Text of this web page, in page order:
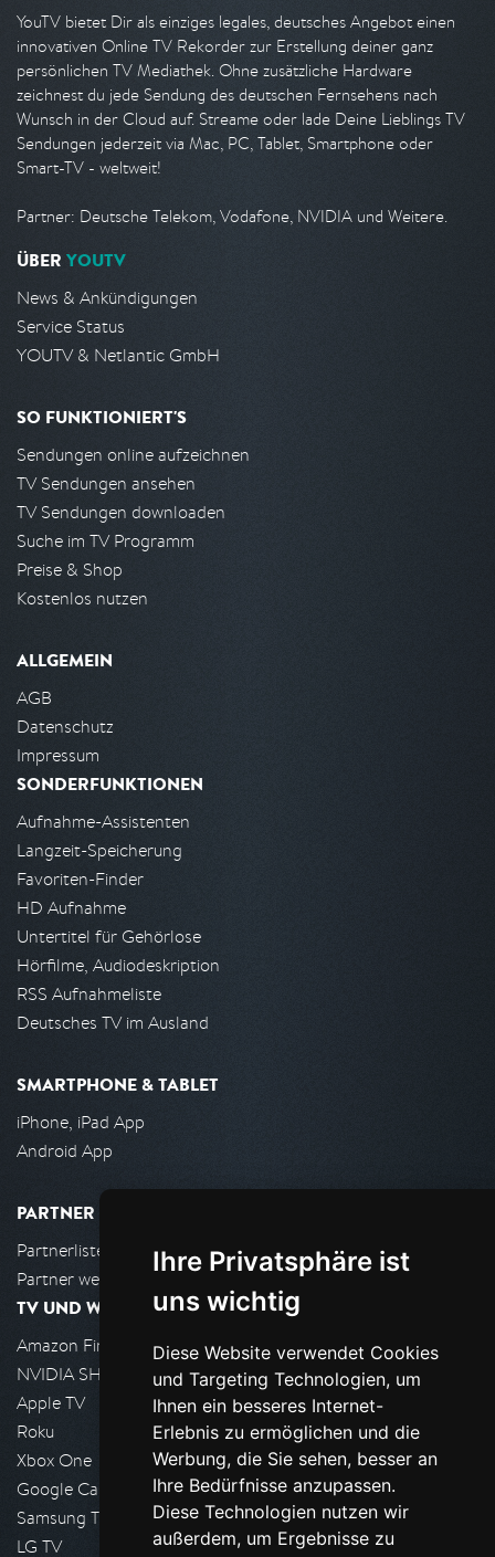
Ihre Privatsphäre ist
uns wichtig
Diese Website verwendet Cookies
und Targeting Technologien, um
Ihnen ein besseres Internet-
Erlebnis zu ermöglichen und die
Werbung, die Sie sehen, besser an
Ihre Bedürfnisse anzupassen.
Diese Technologien nutzen wir
außerdem, um Ergebnisse zu
YouTV bietet Dir als einziges legales, deutsches Angebot einen
innovativen Online TV Rekorder zur Erstellung deiner ganz
persönlichen TV Mediathek. Ohne zusätzliche Hardware
zeichnest du jede Sendung des deutschen Fernsehens nach
Wunsch in der Cloud auf. Streame oder lade Deine Lieblings TV
Sendungen jederzeit via Mac, PC, Tablet, Smartphone oder
Smart-TV - weltweit!
Partner: Deutsche Telekom, Vodafone, NVIDIA und Weitere.
ÜBER YOUTV
News & Ankündigungen
Service Status
YOUTV & Netlantic GmbH
SO FUNKTIONIERT'S
Sendungen online aufzeichnen
TV Sendungen ansehen
TV Sendungen downloaden
Suche im TV Programm
Preise & Shop
Kostenlos nutzen
ALLGEMEIN
AGB
Datenschutz
Impressum
SONDERFUNKTIONEN
Aufnahme-Assistenten
Langzeit-Speicherung
Favoriten-Finder
HD Aufnahme
Untertitel für Gehörlose
Hörfilme, Audiodeskription
RSS Aufnahmeliste
Deutsches TV im Ausland
SMARTPHONE & TABLET
iPhone, iPad App
Android App
PARTNER
Partnerliste
Partner werden
TV UND WOHNZIMMER
Amazon FireTV
NVIDIA SHIELD, Google TV
Apple TV
Roku
Xbox One
Google Cast
Samsung TV
LG TV